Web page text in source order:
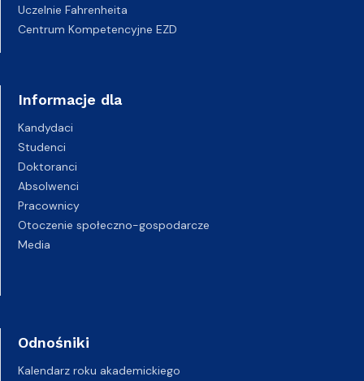
Uczelnie Fahrenheita
Centrum Kompetencyjne EZD
Informacje dla
Kandydaci
Studenci
Doktoranci
Absolwenci
Pracownicy
Otoczenie społeczno-gospodarcze
Media
Odnośniki
Kalendarz roku akademickiego